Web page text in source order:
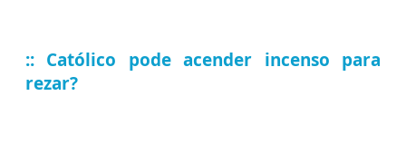
:: Católico pode acender incenso para
rezar?